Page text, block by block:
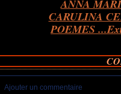
ANNA
CARULINA
POEMES
Ajouter un commentaire